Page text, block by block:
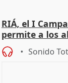
RIÁ, el I
permite a los
piel"
Sonido